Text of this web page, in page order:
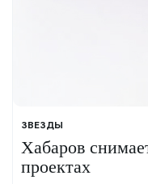
ЗВЕЗДЫ
Хабаров
проектах